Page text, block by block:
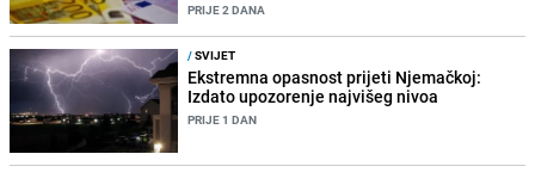
PRIJE 2 DANA
/SVIJET
Ekstremna opasnost prijeti Njemačkoj:
Izdato upozorenje najvišeg nivoa
PRIJE 1 DAN